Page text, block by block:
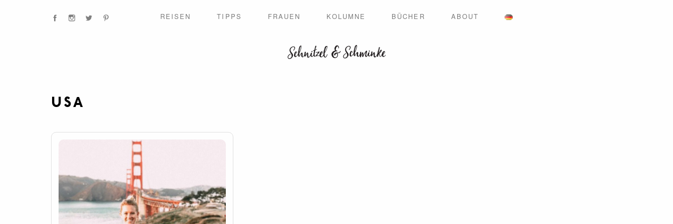
REISEN TIPPS FRAUEN KOLUMNE BÜCHER ABOUT
USA